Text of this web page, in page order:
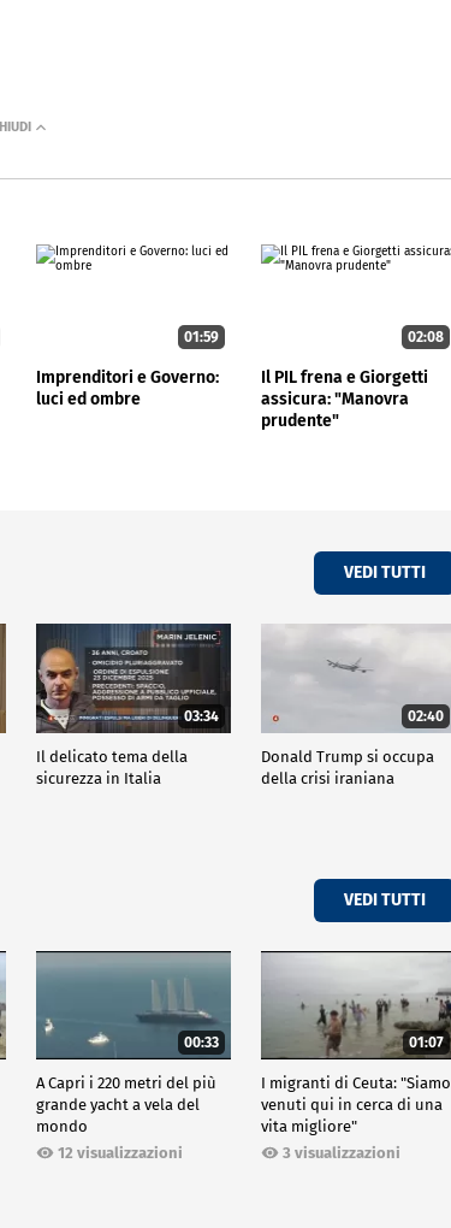
01:59
Imprenditori e Governo:
luci ed ombre
02:08
Il PIL frena e Giorgetti
assicura: "Manovra
prudente"
VEDI TUTTI
03:34
Il delicato tema della
sicurezza in Italia
02:40
Donald Trump si occupa
della crisi iraniana
VEDI TUTTI
00:33
A Capri i 220 metri del più
grande yacht a vela del
mondo
12 visualizzazioni
01:07
I migranti di Ceuta: "Siamo
venuti qui in cerca di una
vita migliore"
3 visualizzazioni